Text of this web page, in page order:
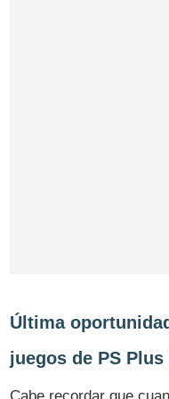
Última
juegos de PS